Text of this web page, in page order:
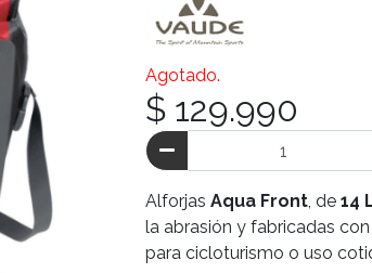
Agotado.
$ 129.990
Alforjas Aqua Front, de 14
la abrasión y fabricadas
para cicloturismo o uso